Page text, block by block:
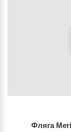
Фляга